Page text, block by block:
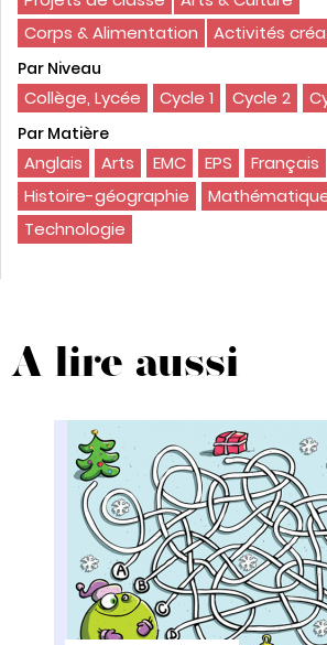
Corps & Alimentation
Activités
Par Niveau
Collège, Lycée Cycle 1 Cycle 2
Par Matière
Anglais Arts EMC EPS
Français
Histoire-géographie
Technologie
A lire aussi